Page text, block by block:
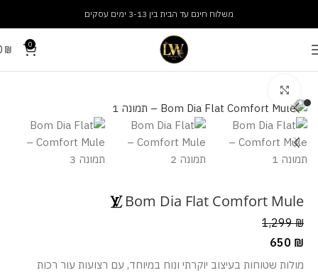
משלוח חינם עד הבית בין 3-13 ימים עסקים
0
₪
Bom Dia Flat Comfort Mule
1,299₪
650 ₪
מולות שטוחות בעיצוב יוקרתי ונוח במיוחד, עם רצועות עור רכות